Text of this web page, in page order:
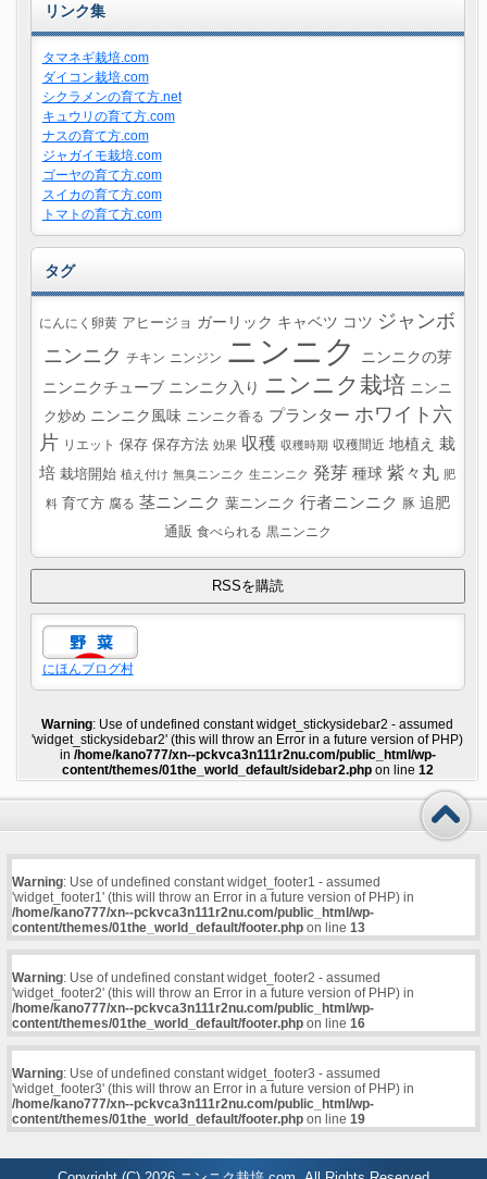
リンク集
タマネギ栽培.com
ダイコン栽培.com
シクラメンの育て方.net
キュウリの育て方.com
ナスの育て方.com
ジャガイモ栽培.com
ゴーヤの育て方.com
スイカの育て方.com
トマトの育て方.com
タグ
にんにく卵黄 アヒージョ ガーリック キャベツ コツ ジャンボ
ニンニク チキン ニンジン ニンニク
ニンニクの芽
ニンニクチューブ ニンニク入り ニンニク栽培 ニンニ
ク炒め ニンニク風味 ニンニク香る プランター ホワイト六
片 リエット 保存 保存方法 効果 収穫 収穫時期 収穫間近 地植え 栽
培 栽培開始 植え付け 無臭ニンニク 生ニンニク 発芽 種球 紫々丸 肥
料 育て方 腐る 茎ニンニク 葉ニンニク 行者ニンニク 豚 追肥
通販 食べられる 黒ニンニク
にほんブログ村
Warning: Use of undefined constant widget_stickysidebar2 - assumed
'widget_stickysidebar2' (this will throw an Error in a future version of PHP)
in /home/kano777/xn--pckvca3n111r2nu.com/public_html/wp-
content/themes/01the_world_default/sidebar2.phpon line 12
Warning: Use of undefined constant widget_footer1 - assumed
'widget_footer1' (this will throw an Error in a future version of PHP) in
/home/kano777/xn--pckvca3n111r2nu.com/public_html/wp-
content/themes/01the_world_default/footer.phpon line 13
Warning: Use of undefined constant widget_footer2 - assumed
'widget_footer2' (this will throw an Error in a future version of PHP) in
/home/kano777/xn--pckvca3n111r2nu.com/public_html/wp-
content/themes/01the_world_default/footer.phpon line 16
Warning: Use of undefined constant widget_footer3 - assumed
'widget_footer3' (this will throw an Error in a future version of PHP) in
/home/kano777/xn--pckvca3n111r2nu.com/public_html/wp-
content/themes/01the_world_default/footer.phpon line 19